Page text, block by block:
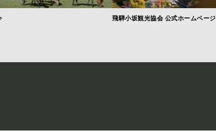
飛騨小坂観光協会 公式ホームページ